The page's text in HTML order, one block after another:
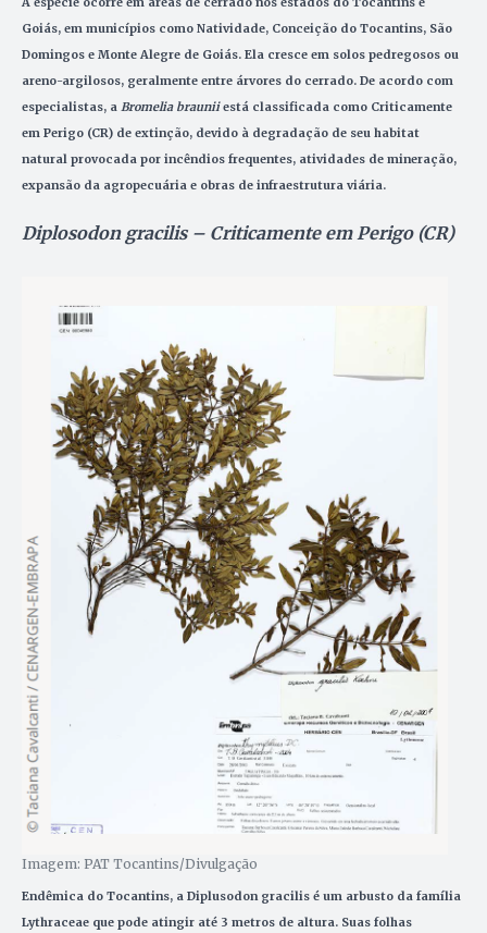
Goiás, em municípios como Natividade, Conceição do Tocantins, São
Domingos e Monte Alegre de Goiás. Ela cresce em solos pedregosos ou
areno-argilosos, geralmente entre árvores do cerrado. De acordo com
especialistas, a Bromelia brauniiestá classificada como Criticamente
em Perigo (CR) de extinção, devido à degradação de seu habitat
natural provocada por incêndios frequentes, atividades de mineração,
expansão da agropecuária e obras de infraestrutura viária.
Diplosodon gracilis – Criticamente em Perigo (CR)
Imagem: PAT Tocantins/Divulgação
Endêmica do Tocantins, a Diplusodon gracilis é um arbusto da família
Lythraceae que pode atingir até 3 metros de altura. Suas folhas